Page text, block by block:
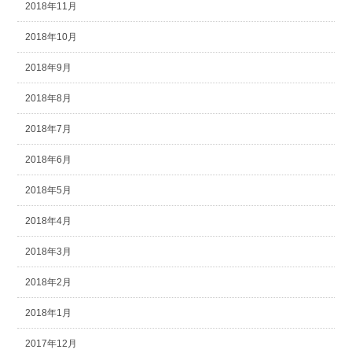
2018年11月
2018年10月
2018年9月
2018年8月
2018年7月
2018年6月
2018年5月
2018年4月
2018年3月
2018年2月
2018年1月
2017年12月